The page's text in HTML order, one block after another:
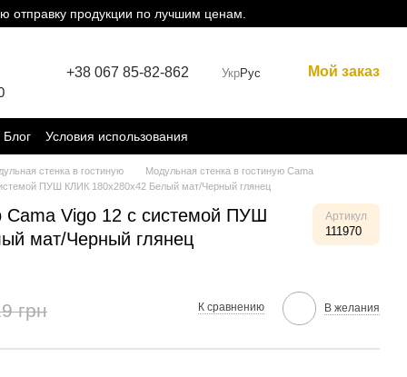
отправку продукции по лучшим ценам.
+38 067 85-82-862 УкрРус Мой заказ
Блог Условия использования
стенка в гостиную
Модульная стенка в гостиную Cama
ПУШ КЛИК 180x280x42 Белый мат/Черный глянец
Cama Vigo 12 с системой ПУШ
мат/Черный глянец
Артикул
111970
грн К сравнению В желания